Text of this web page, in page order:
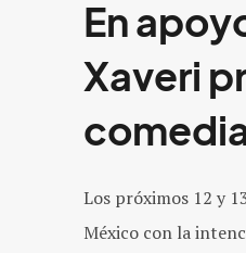
En
Xaveri
Los próximos 12 y
México con la